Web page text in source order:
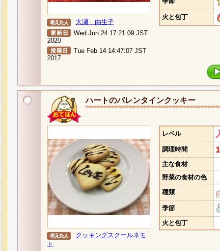
大瀬 由生子
Wed Jun 24 17:21:09 JST
2020
Tue Feb 14 14:47:07 JST
2017
火と包丁
ハートのバレンタインクッキー
クッキングスクールネモ
ト
レベル
調理時間
主な食材
野菜の食材の色
種類
季節
火と包丁